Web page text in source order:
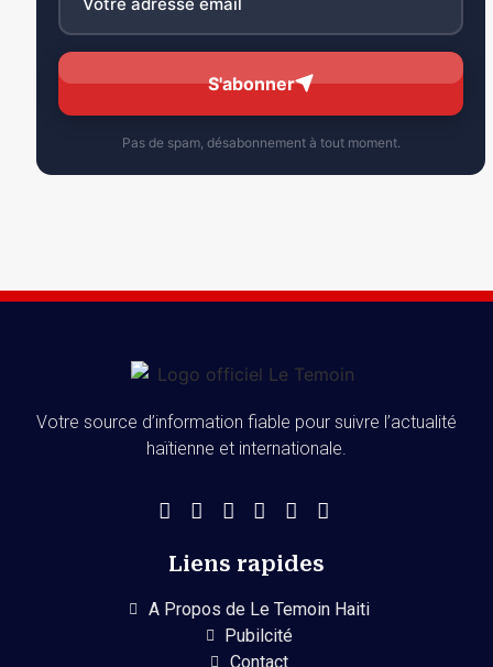
S'abonner
Pas de spam, désabonnement à tout moment.
Votre source d’information fiable pour suivre l’actualité
haïtienne et internationale.
Liens rapides
A Propos de Le Temoin Haiti
Pubilcité
Contact